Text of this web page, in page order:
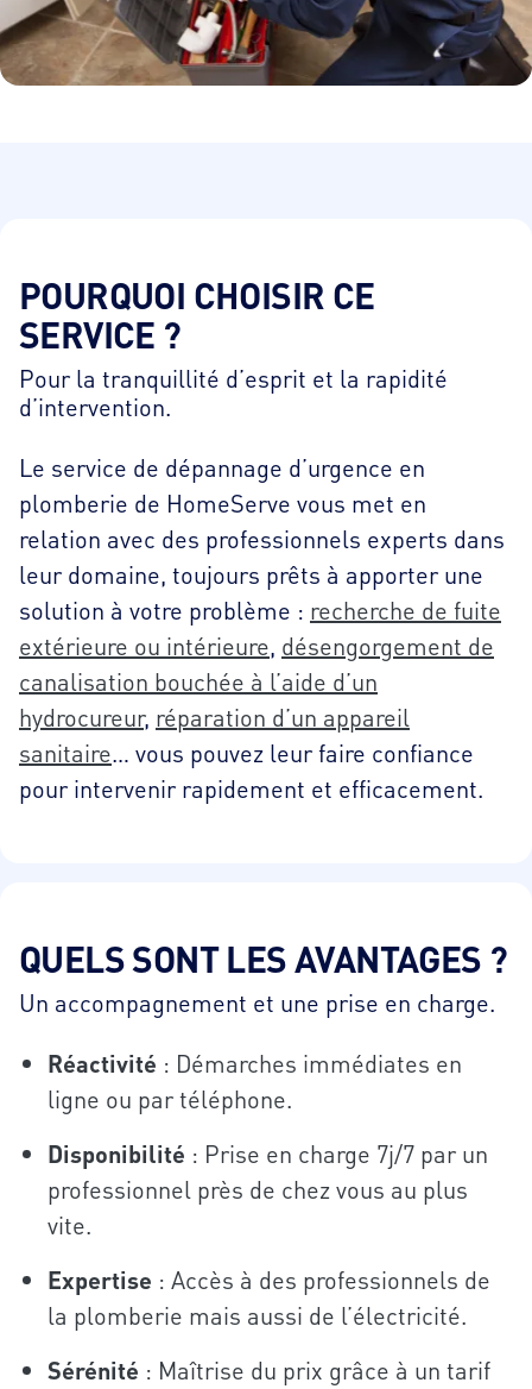
POURQUOI CHOISIR CE
SERVICE ?
Pour la tranquillité d’esprit et la rapidité
d’intervention.
Le service de dépannage d’urgence en
plomberie de HomeServe vous met en
relation avec des professionnels experts dans
leur domaine, toujours prêts à apporter une
solution à votre problème : recherche de fuite
extérieure ou intérieure, désengorgement de
canalisation bouchée à l’aide d’un
hydrocureur, réparation d’un appareil
sanitaire… vous pouvez leur faire confiance
pour intervenir rapidement et efficacement.
QUELS SONT LES AVANTAGES ?
Un accompagnement et une prise en charge.
Réactivité : Démarches immédiates en
ligne ou par téléphone.
Disponibilité : Prise en charge 7j/7 par un
professionnel près de chez vous au plus
vite.
Expertise : Accès à des professionnels de
la plomberie mais aussi de l’électricité.
Sérénité : Maîtrise du prix grâce à un tarif